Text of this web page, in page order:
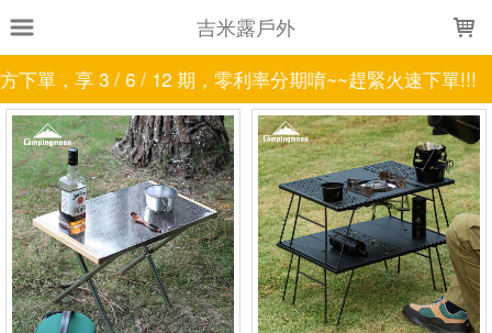
吉米露戶外
單，享 3 / 6 / 12 期，零利率分期唷~~趕緊火速下單!!!
上架時間 銷售價格
樣式尺寸篩選
全部樣式 兩桌一袋一板 兩桌一袋 兩桌
一桌一袋
一桌
F-1003C-WK F-1003C-WH 1桌+1收納包
全部尺寸 CK-2G T-235A T-235A-2T
T-235A-2TP
T-235A-TP
T-370-1T 卡其 灰